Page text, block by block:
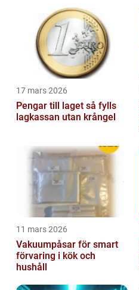
17 mars 2026
Pengar till laget så fylls
lagkassan utan krångel
11 mars 2026
Vakuumpåsar för smart
förvaring i kök och
hushåll